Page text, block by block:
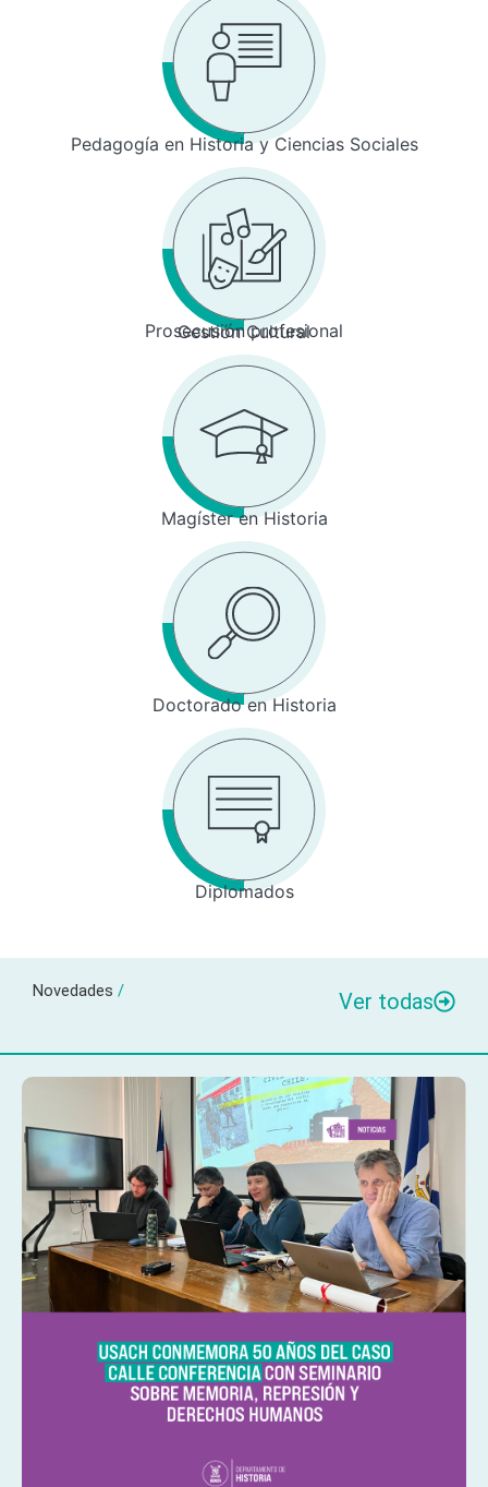
Pedagogía en Historia y Ciencias Sociales
Prosecusión profesional
Gestión Cultural
Magíster en Historia
Doctorado en Historia
Diplomados
Novedades / Ver todas